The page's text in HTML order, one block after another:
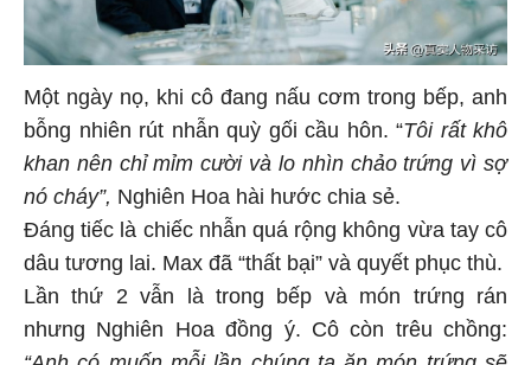
Một ngày nọ, khi cô đang nấu cơm trong bếp, anh
bỗng nhiên rút nhẫn quỳ gối cầu hôn. “Tôi rất khô
khan nên chỉ mỉm cười và lo nhìn chảo trứng vì sợ
nó cháy”, Nghiên Hoa hài hước chia sẻ.
Đáng tiếc là chiếc nhẫn quá rộng không vừa tay cô
dâu tương lai. Max đã “thất bại” và quyết phục thù.
Lần thứ 2 vẫn là trong bếp và món trứng rán
nhưng Nghiên Hoa đồng ý. Cô còn trêu chồng: